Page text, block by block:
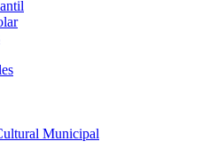
Municipal